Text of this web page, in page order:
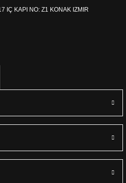
IÇ KAPI NO: Z1 KONAK IZMIR